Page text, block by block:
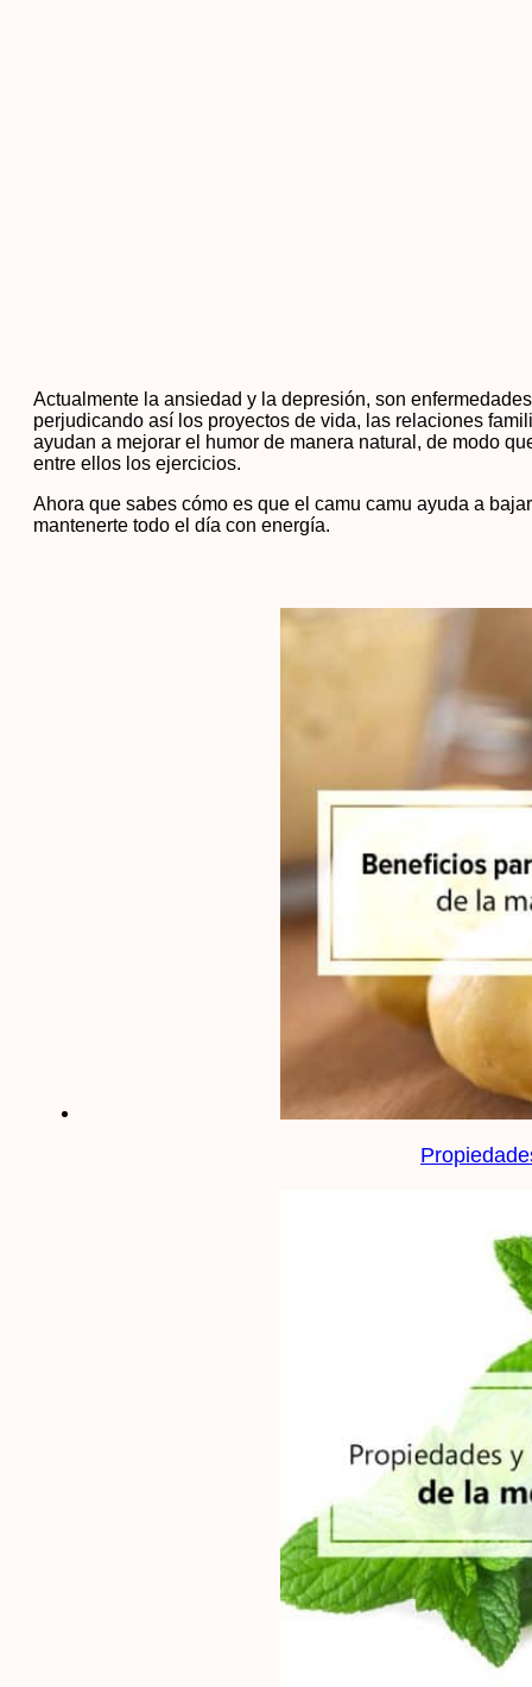
Actualmente la ansiedad y la depresión, son
perjudicando así los proyectos de vida, las relaciones
ayudan a mejorar el humor de manera natural, de modo
entre ellos los ejercicios.
Ahora que sabes cómo es que el camu camu ayuda a
mantenerte todo el día con energía.